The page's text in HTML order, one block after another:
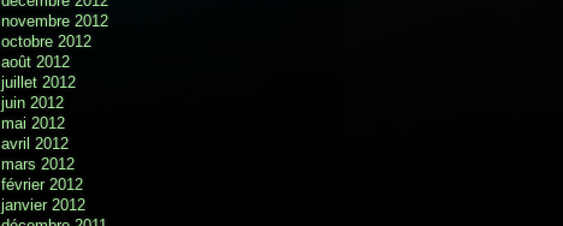
novembre 2012
octobre 2012
août 2012
juillet 2012
juin 2012
mai 2012
avril 2012
mars 2012
février 2012
janvier 2012